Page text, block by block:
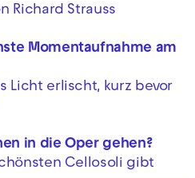
Richard Strauss
Momentaufnahme am
Licht erlischt, kurz bevor
in die Oper gehen?
Cellosoli gibt